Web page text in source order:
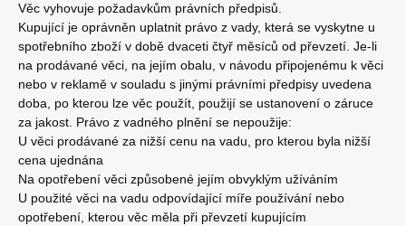
Věc vyhovuje požadavkům právních předpisů.
Kupující je oprávněn uplatnit právo z vady, která se vyskytne u
spotřebního zboží v době dvaceti čtyř měsíců od převzetí. Je-li
na prodávané věci, na jejím obalu, v návodu připojenému k věci
nebo v reklamě v souladu s jinými právními předpisy uvedena
doba, po kterou lze věc použít, použijí se ustanovení o záruce
za jakost. Právo z vadného plnění se nepoužije:
U věci prodávané za nižší cenu na vadu, pro kterou byla nižší
cena ujednána
Na opotřebení věci způsobené jejím obvyklým užíváním
U použité věci na vadu odpovídající míře používání nebo
opotřebení, kterou věc měla při převzetí kupujícím